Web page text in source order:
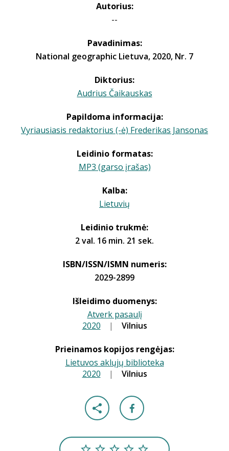
Autorius:
--
Pavadinimas:
National geographic Lietuva, 2020, Nr. 7
Diktorius:
Audrius Čaikauskas
Papildoma informacija:
Vyriausiasis redaktorius (-ė) Frederikas Jansonas
Leidinio formatas:
MP3 (garso įrašas)
Kalba:
Lietuvių
Leidinio trukmė:
2 val. 16 min. 21 sek.
ISBN/ISSN/ISMN numeris:
2029-2899
Išleidimo duomenys:
Atverk pasaulį
2020 | Vilnius
Prieinamos kopijos rengėjas:
Lietuvos aklųjų biblioteka
2020 | Vilnius